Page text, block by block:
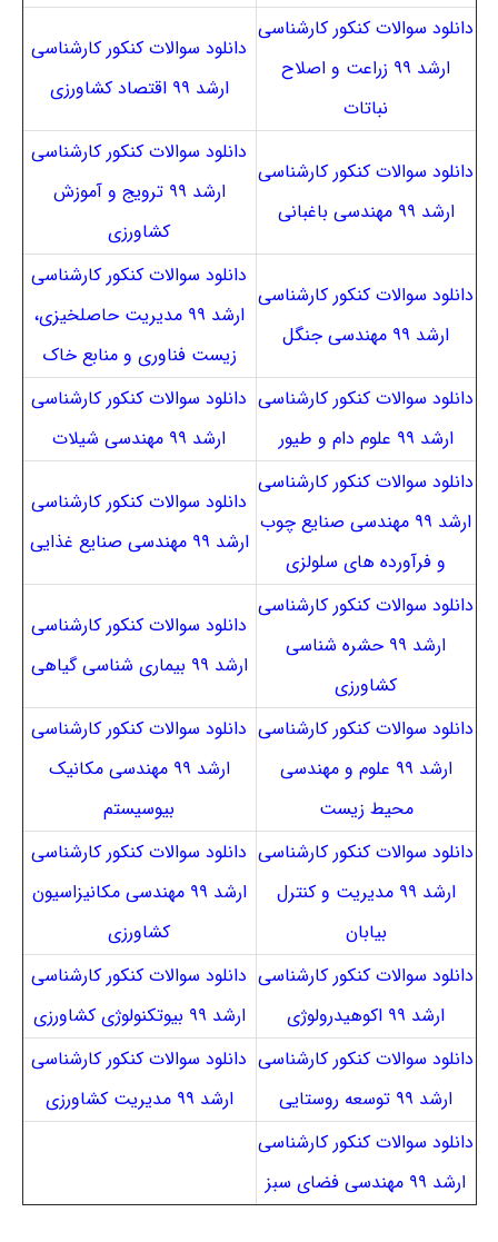
دانلود سوالات کنکور کارشناسی
ارشد ۹۹ زراعت و اصلاح
نباتات
دانلود سوالات کنکور کارشناسی
ارشد ۹۹ اقتصاد کشاورزی
دانلود سوالات کنکور کارشناسی
ارشد ۹۹ مهندسی باغبانی
دانلود سوالات کنکور کارشناسی
ارشد ۹۹ ترویج و آموزش
کشاورزی
دانلود سوالات کنکور کارشناسی
ارشد ۹۹ مهندسی جنگل
دانلود سوالات کنکور کارشناسی
ارشد ۹۹ مدیریت حاصلخیزی،
زیست فناوری و منابع خاک
دانلود سوالات کنکور کارشناسی
ارشد ۹۹ علوم دام و طیور
دانلود سوالات کنکور کارشناسی
ارشد ۹۹ مهندسی شیلات
دانلود سوالات کنکور کارشناسی
ارشد ۹۹ مهندسی صنایع چوب
و فرآورده های سلولزی
دانلود سوالات کنکور کارشناسی
ارشد ۹۹ مهندسی صنایع غذایی
دانلود سوالات کنکور کارشناسی
ارشد ۹۹ حشره شناسی
کشاورزی
دانلود سوالات کنکور کارشناسی
ارشد ۹۹ بیماری شناسی گیاهی
دانلود سوالات کنکور کارشناسی
ارشد ۹۹ علوم و مهندسی
محیط زیست
دانلود سوالات کنکور کارشناسی
ارشد ۹۹ مهندسی مکانیک
بیوسیستم
دانلود سوالات کنکور کارشناسی
ارشد ۹۹ مدیریت و کنترل
بیابان
دانلود سوالات کنکور کارشناسی
ارشد ۹۹ مهندسی مکانیزاسیون
کشاورزی
دانلود سوالات کنکور کارشناسی
ارشد ۹۹ اکوهیدرولوژی
دانلود سوالات کنکور کارشناسی
ارشد ۹۹ بیوتکنولوژی کشاورزی
دانلود سوالات کنکور کارشناسی
ارشد ۹۹ توسعه روستایی
دانلود سوالات کنکور کارشناسی
ارشد ۹۹ مدیریت کشاورزی
دانلود سوالات کنکور کارشناسی
ارشد ۹۹ مهندسی فضای سبز